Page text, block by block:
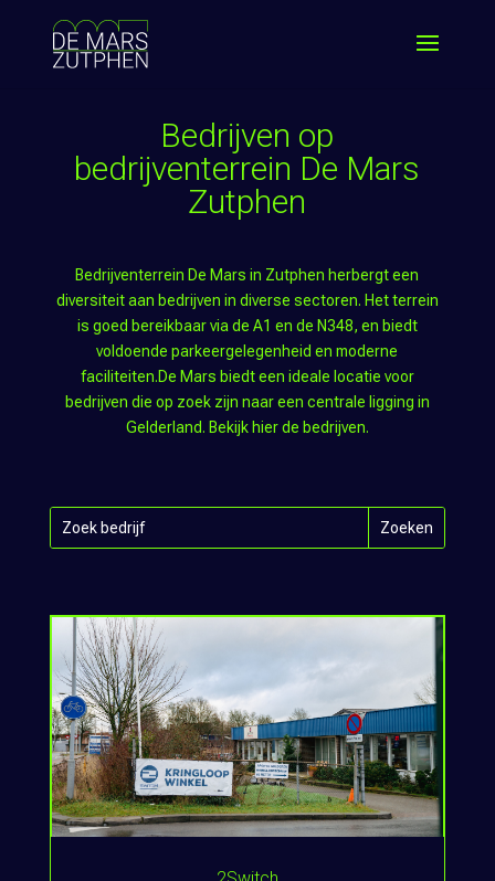
Bedrijven op
bedrijventerrein De Mars
Zutphen
Bedrijventerrein De Mars in Zutphen herbergt een
diversiteit aan bedrijven in diverse sectoren. Het terrein
is goed bereikbaar via de A1 en de N348, en biedt
voldoende parkeergelegenheid en moderne
faciliteiten.De Mars biedt een ideale locatie voor
bedrijven die op zoek zijn naar een centrale ligging in
Gelderland. Bekijk hier de bedrijven.